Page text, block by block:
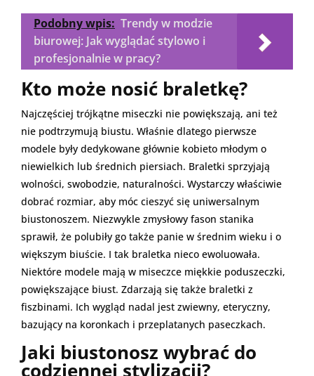
Podobny wpis: Trendy w modzie
biurowej: Jak wyglądać stylowo i
profesjonalnie w pracy?
Kto może nosić braletkę?
Najczęściej trójkątne miseczki nie powiększają, ani też
nie podtrzymują biustu. Właśnie dlatego pierwsze
modele były dedykowane głównie kobieto młodym o
niewielkich lub średnich piersiach. Braletki sprzyjają
wolności, swobodzie, naturalności. Wystarczy właściwie
dobrać rozmiar, aby móc cieszyć się uniwersalnym
biustonoszem. Niezwykle zmysłowy fason stanika
sprawił, że polubiły go także panie w średnim wieku i o
większym biuście. I tak braletka nieco ewoluowała.
Niektóre modele mają w miseczce miękkie poduszeczki,
powiększające biust. Zdarzają się także braletki z
fiszbinami. Ich wygląd nadal jest zwiewny, eteryczny,
bazujący na koronkach i przeplatanych paseczkach.
Jaki biustonosz wybrać do
codziennej stylizacji?